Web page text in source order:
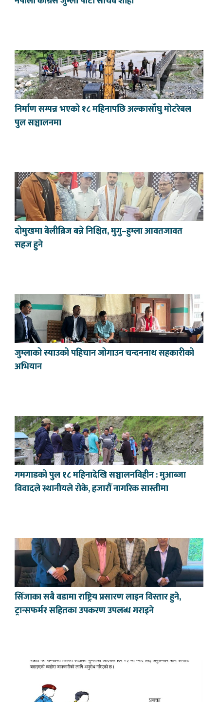
निर्माण सम्पन्न भएको १८ महिनापछि अल्कासाँघु मोटरेबल
पुल सञ्चालनमा
दोमुखमा बेलीब्रिज बन्ने निश्चित, मुगु–हुम्ला आवतजावत
सहज हुने
जुम्लाको स्याउको पहिचान जोगाउन चन्दननाथ सहकारीको
अभियान
गमगाडको पुल १८ महिनादेखि सञ्चालनविहीन : मुआब्जा
विवादले स्थानीयले रोके, हजारौँ नागरिक सास्तीमा
सिँजाका सबै वडामा राष्ट्रिय प्रसारण लाइन विस्तार हुने,
ट्रान्सफर्मर सहितका उपकरण उपलब्ध गराइने